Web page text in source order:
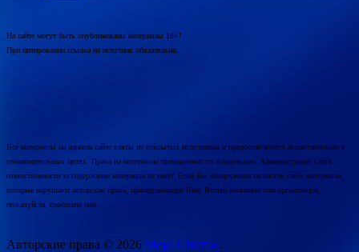
На сайте могут быть опубликованы материалы 18+!
При цитировании ссылка на источник обязательна.
Все материалы на данном сайте взяты из открытых источников и предоставляются исключительно в
ознакомительных целях. Права на материалы принадлежат их владельцам. Администрация сайта
ответственности за содержание материала не несет. Если Вы обнаружили на нашем сайте материалы,
которые нарушают авторские права, принадлежащие Вам, Вашей компании или организации,
пожалуйста, сообщите нам.
Авторские права © 2026 Mega Cinema..